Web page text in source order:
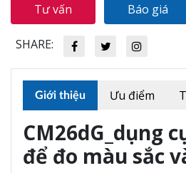
Tư vấn
Báo giá
SHARE:
Giới thiệu Ưu điểm
CM26dG_dụng
để đo màu sắc